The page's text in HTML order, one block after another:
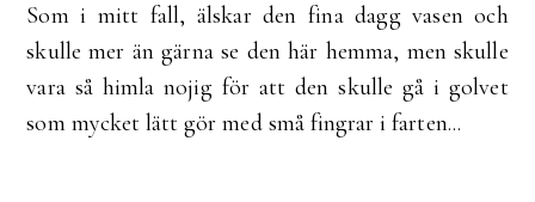
Som i mitt fall, älskar den fina dagg vasen och
skulle mer än gärna se den här hemma, men skulle
vara så himla nojig för att den skulle gå i golvet
som mycket lätt gör med små fingrar i farten...